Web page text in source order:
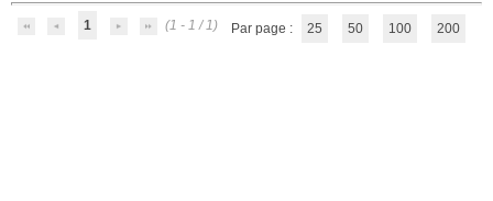
1 (1 - 1 / 1) Par page : 25 50 100 200